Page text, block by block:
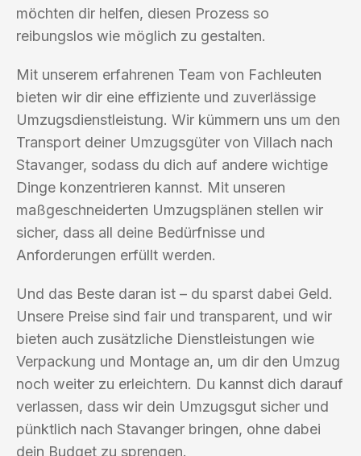
möchten dir helfen, diesen Prozess so
reibungslos wie möglich zu gestalten.
Mit unserem erfahrenen Team von Fachleuten
bieten wir dir eine effiziente und zuverlässige
Umzugsdienstleistung. Wir kümmern uns um den
Transport deiner Umzugsgüter von Villach nach
Stavanger, sodass du dich auf andere wichtige
Dinge konzentrieren kannst. Mit unseren
maßgeschneiderten Umzugsplänen stellen wir
sicher, dass all deine Bedürfnisse und
Anforderungen erfüllt werden.
Und das Beste daran ist – du sparst dabei Geld.
Unsere Preise sind fair und transparent, und wir
bieten auch zusätzliche Dienstleistungen wie
Verpackung und Montage an, um dir den Umzug
noch weiter zu erleichtern. Du kannst dich darauf
verlassen, dass wir dein Umzugsgut sicher und
pünktlich nach Stavanger bringen, ohne dabei
dein Budget zu sprengen.